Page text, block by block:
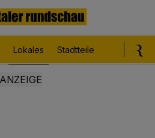
Lokales Stadtteile